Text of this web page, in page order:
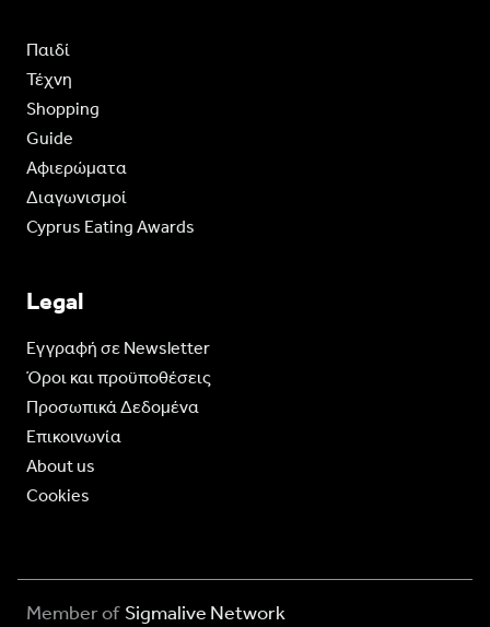
Παιδί
Τέχνη
Shopping
Guide
Aφιερώματα
Διαγωνισμοί
Cyprus Eating Awards
Legal
Eγγραφή σε Newsletter
Όροι και προϋποθέσεις
Προσωπικά Δεδομένα
Επικοινωνία
About us
Cookies
Member of Sigmalive Network